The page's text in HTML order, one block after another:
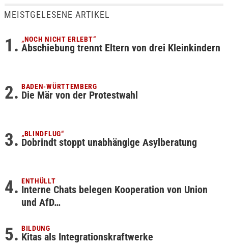
MEISTGELESENE ARTIKEL
„NOCH NICHT ERLEBT“
Abschiebung trennt Eltern von drei Kleinkindern
BADEN-WÜRTTEMBERG
Die Mär von der Protestwahl
„BLINDFLUG“
Dobrindt stoppt unabhängige Asylberatung
ENTHÜLLT
Interne Chats belegen Kooperation von Union
und AfD…
BILDUNG
Kitas als Integrationskraftwerke